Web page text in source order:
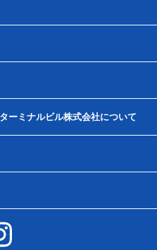
ーミナルビル株式会社について